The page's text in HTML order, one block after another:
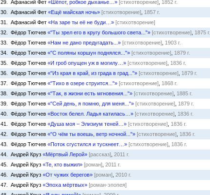
29. Афанасий Фет «Шёпот, робкое дыханье…» [стихотворение] 1852 г.
30. Афанасий Фет «Ещё майская ночь» [стихотворение] 1857 г.
31. Афанасий Фет «На заре ты её не буди…» [стихотворение]
32. Фёдор Тютчев «"Ты зрел его в кругу большого света..."» [стихотворение] 1875 г.
33. Фёдор Тютчев «Нам не дано предугадать...» [стихотворение] 1903 г.
34. Фёдор Тютчев «"С поляны коршун поднялся..."» [стихотворение] 1879 г.
35. Фёдор Тютчев «И гроб опущен уж в могилу…» [стихотворение] 1836 г.
36. Фёдор Тютчев «"Из края в край, из града в град..."» [стихотворение] 1879 г.
37. Фёдор Тютчев «"Тихо в озере струится..."» [стихотворение] 1868 г.
38. Фёдор Тютчев «"Так, в жизни есть мгновения..."» [стихотворение] 1885 г.
39. Фёдор Тютчев «"Сей день, я помню, для меня..."» [стихотворение] 1879 г.
40. Фёдор Тютчев «Восток белел. Ладья катилась…» [стихотворение] 1836 г.
41. Фёдор Тютчев «Душа моя – Элизиум теней…» [стихотворение] 1836 г.
42. Фёдор Тютчев «"О чём ты воешь, ветр ночной..."» [стихотворение] 1836 г.
43. Фёдор Тютчев «Поток сгустился и тускнеет…» [стихотворение] 1836 г.
44. Андрей Круз «Мёртвый Лерой» [рассказ] 2011 г.
45. Андрей Круз «Те, кто выжил» [роман] 2011 г.
46. Андрей Круз «От чужих берегов» [роман] 2010 г.
47. Андрей Круз «Эпоха мёртвых» [роман-эпопея]